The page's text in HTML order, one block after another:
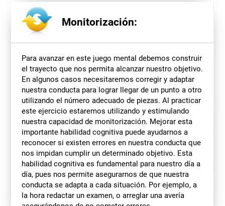
Monitorización:
Para avanzar en este juego mental debemos construir
el trayecto que nos permita alcanzar nuestro objetivo.
En algunos casos necesitaremos corregir y adaptar
nuestra conducta para lograr llegar de un punto a otro
utilizando el número adecuado de piezas. Al practicar
este ejercicio estaremos utilizando y estimulando
nuestra capacidad de monitorización. Mejorar esta
importante habilidad cognitiva puede ayudarnos a
reconocer si existen errores en nuestra conducta que
nos impidan cumplir un determinado objetivo. Esta
habilidad cognitiva es fundamental para nuestro día a
día, pues nos permite asegurarnos de que nuestra
conducta se adapta a cada situación. Por ejemplo, a
la hora redactar un examen, o arreglar una avería